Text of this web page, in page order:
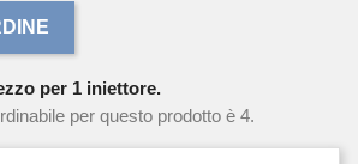
per 1 iniettore.
per questo prodotto è 4.